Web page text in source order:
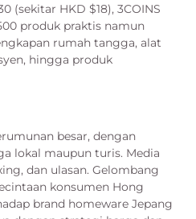
(sekitar HKD $18), 3COINS
produk praktis namun
rumah tangga, alat
hingga produk
besar, dengan
lokal maupun turis. Media
dan ulasan. Gelombang
konsumen Hong
brand homeware Jepang